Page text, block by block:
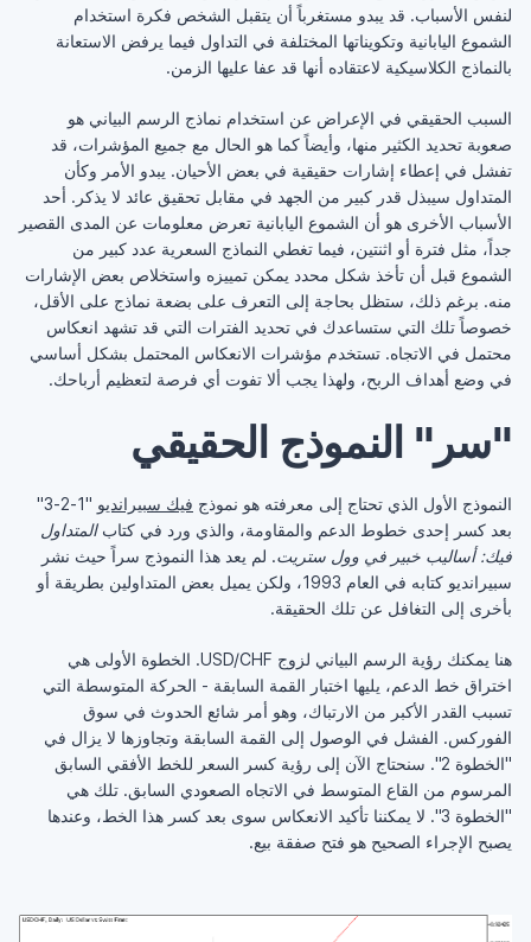
لنفس الأسباب. قد يبدو مستغرباً أن يتقبل الشخص فكرة استخدام
الشموع اليابانية وتكويناتها المختلفة في التداول فيما يرفض الاستعانة
بالنماذج الكلاسيكية لاعتقاده أنها قد عفا عليها الزمن.
السبب الحقيقي في الإعراض عن استخدام نماذج الرسم البياني هو
صعوبة تحديد الكثير منها، وأيضاً كما هو الحال مع جميع المؤشرات، قد
تفشل في إعطاء إشارات حقيقية في بعض الأحيان. يبدو الأمر وكأن
المتداول سيبذل قدر كبير من الجهد في مقابل تحقيق عائد لا يذكر. أحد
الأسباب الأخرى هو أن الشموع اليابانية تعرض معلومات عن المدى القصير
جداً، مثل فترة أو اثنتين، فيما تغطي النماذج السعرية عدد كبير من
الشموع قبل أن تأخذ شكل محدد يمكن تمييزه واستخلاص بعض الإشارات
منه. برغم ذلك، ستظل بحاجة إلى التعرف على بضعة نماذج على الأقل،
خصوصاً تلك التي ستساعدك في تحديد الفترات التي قد تشهد انعكاس
محتمل في الاتجاه. تستخدم مؤشرات الانعكاس المحتمل بشكل أساسي
في وضع أهداف الربح، ولهذا يجب ألا تفوت أي فرصة لتعظيم أرباحك.
"سر" النموذج الحقيقي
النموذج الأول الذي تحتاج إلى معرفته هو نموذج فيك سبيرانديو
"1-2-3"
بعد كسر إحدى خطوط الدعم والمقاومة، والذي ورد في كتابالمتداول
فيك: أساليب خبير في وول ستريت. لم يعد هذا النموذج سراً حيث نشر
سبيرانديو كتابه في العام 1993، ولكن يميل بعض المتداولين بطريقة أو
بأخرى إلى التغافل عن تلك الحقيقة.
هنا يمكنك رؤية الرسم البياني لزوج USD/CHF. الخطوة الأولى هي
اختراق خط الدعم، يليها اختبار القمة السابقة - الحركة المتوسطة التي
تسبب القدر الأكبر من الارتباك، وهو أمر شائع الحدوث في سوق
الفوركس. الفشل في الوصول إلى القمة السابقة وتجاوزها لا يزال في
"الخطوة 2". سنحتاج الآن إلى رؤية كسر السعر للخط الأفقي السابق
المرسوم من القاع المتوسط في الاتجاه الصعودي السابق. تلك هي
"الخطوة 3". لا يمكننا تأكيد الانعكاس سوى بعد كسر هذا الخط، وعندها
يصبح الإجراء الصحيح هو فتح صفقة بيع.